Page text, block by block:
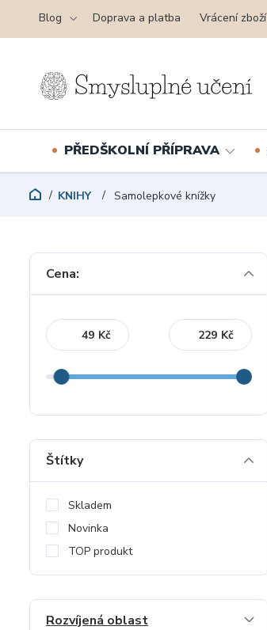
Blog Doprava a platba Vrácení zboží
PŘEDŠKOLNÍ PŘÍPRAVA
KNIHY Samolepkové knížky
Cena:
Kč Kč
Štítky
Skladem
Novinka
TOP produkt
Rozvíjená oblast